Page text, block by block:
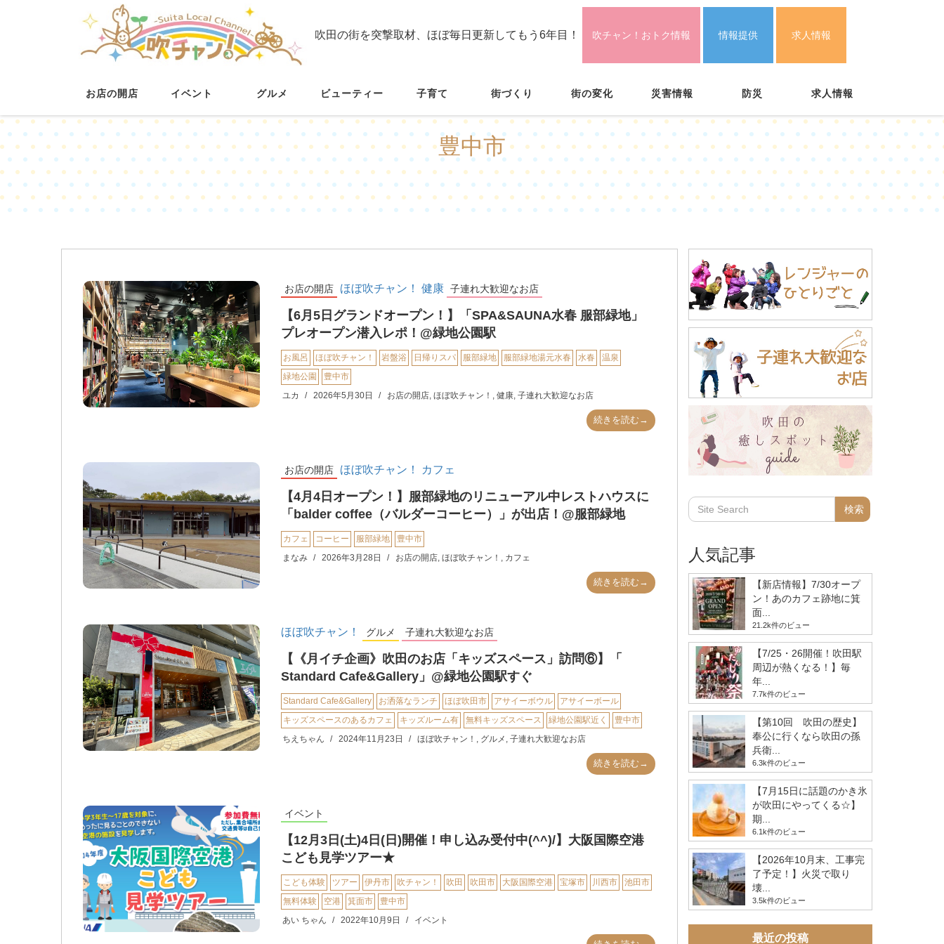
吹田の街を突撃取材、ほぼ毎日更新してもう6年目！ 吹チャン！おトク情報 情報提供 求人情報
お店の開店 イベント グルメ ビューティー 子育て 街づくり 街の変化 災害情報 防災 求人情報
豊中市
お店の開店 ほぼ吹チャン！ 健康 子連れ大歓迎なお店
【6月5日グランドオープン！】「SPA&SAUNA水春 服部緑地」
プレオープン潜入レポ！@緑地公園駅
お風呂 ほぼ吹チャン！ 岩盤浴 日帰りスパ 服部緑地 服部緑地湯元水春 水春
温泉
緑地公園
豊中市
ユカ
2026年5月30日 お店の開店, ほぼ吹チャン！ , 健康, 子連れ大歓迎なお店
続きを読む→
お店の開店 ほぼ吹チャン！ カフェ
【4月4日オープン！】服部緑地のリニューアル中レストハウスに
「balder coffee（バルダーコーヒー）」が出店！@服部緑地
カフェ コーヒー 服部緑地
豊中市
まなみ
2026年3月28日 お店の開店, ほぼ吹チャン！ , カフェ
続きを読む→
ほぼ吹チャン！ グルメ 子連れ大歓迎なお店
【《月イチ企画》吹田のお店「キッズスペース」訪問⑥】「
Standard Cafe&Gallery」@緑地公園駅すぐ
Standard Cafe&Gallery お洒落なランチ ほぼ吹田市 アサイーボウル
アサイーボール
キッズスペースのあるカフェ
キッズルーム有 無料キッズスペース 緑地公園駅近く
豊中市
ちえちゃん
2024年11月23日 ほぼ吹チャン！ , グルメ , 子連れ大歓迎なお店
続きを読む→
イベント
【12月3日(土)4日(日)開催！申し込み受付中(^^)/】大阪国際空港
こども見学ツアー★
こども体験 ツアー 伊丹市 吹チャン！ 吹田 吹田市 大阪国際空港 宝塚市 川西市
池田市
無料体験
空港 箕面市
豊中市
あい ちゃん
2022年10月9日 イベント
人気記事
【新店情報】7/30オープ
ン！あのカフェ跡地に箕
面...
21.2k件のビュー
【7/25・26開催！吹田駅
周辺が熱くなる！】毎
年...
7.7k件のビュー
【第10回 吹田の歴史】
奉公に行くなら吹田の孫
兵衛...
6.3k件のビュー
【7月15日に話題のかき氷
が吹田にやってくる☆】
期...
6.1k件のビュー
【2026年10月末、工事完
了予定！】火災で取り
壊...
3.5k件のビュー
最近の投稿